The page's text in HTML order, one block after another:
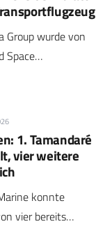
Group wurde von
Space…
1. Tamandaré
vier weitere
konnte
vier bereits…